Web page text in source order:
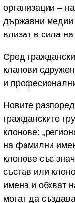
организации –
държавни медии
влизат в сила на
Сред
кланови
и
Новите
гражданските
клонове:
на фамилни
клонове със
състав или
имена и обхват
могат да